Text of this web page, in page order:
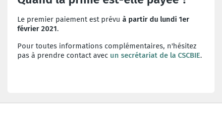
Le premier paiement est prévu à partir du lundi 1er
février 2021.
Pour toutes informations complémentaires, n'hésitez
pas à prendre contact avec un secrétariat de la CSCBIE.